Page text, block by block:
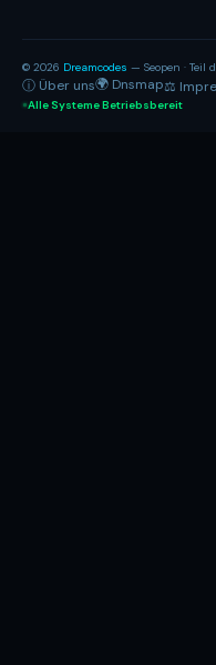
© 2026 Dreamcodes — Seopen · Teil
ⓘ Über uns🌍 Dnsmap⚖
Alle Systeme Betriebsbereit